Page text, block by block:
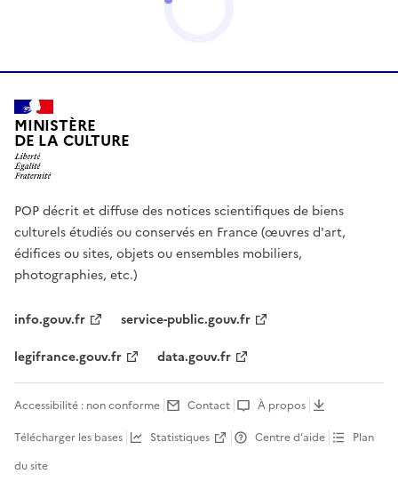
MINISTÈRE
DE LA CULTURE
POP décrit et diffuse des notices scientifiques de biens
culturels étudiés ou conservés en France (œuvres d'art,
édifices ou sites, objets ou ensembles mobiliers,
photographies, etc.)
info.gouv.fr
service-public.gouv.fr
legifrance.gouv.fr
data.gouv.fr
Accessibilité : non conforme Contact
À propos
Télécharger les bases
Statistiques Centre d’aide
Plan
du site